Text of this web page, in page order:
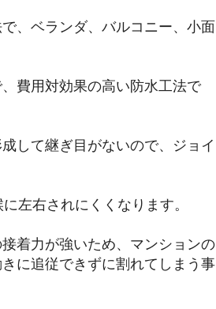
、ベランダ、バルコニー、小面
費用対効果の高い防水工法で
して継ぎ目がないので、ジョイ
左右されにくくなります。
着力が強いため、マンションの
に追従できずに割れてしまう事